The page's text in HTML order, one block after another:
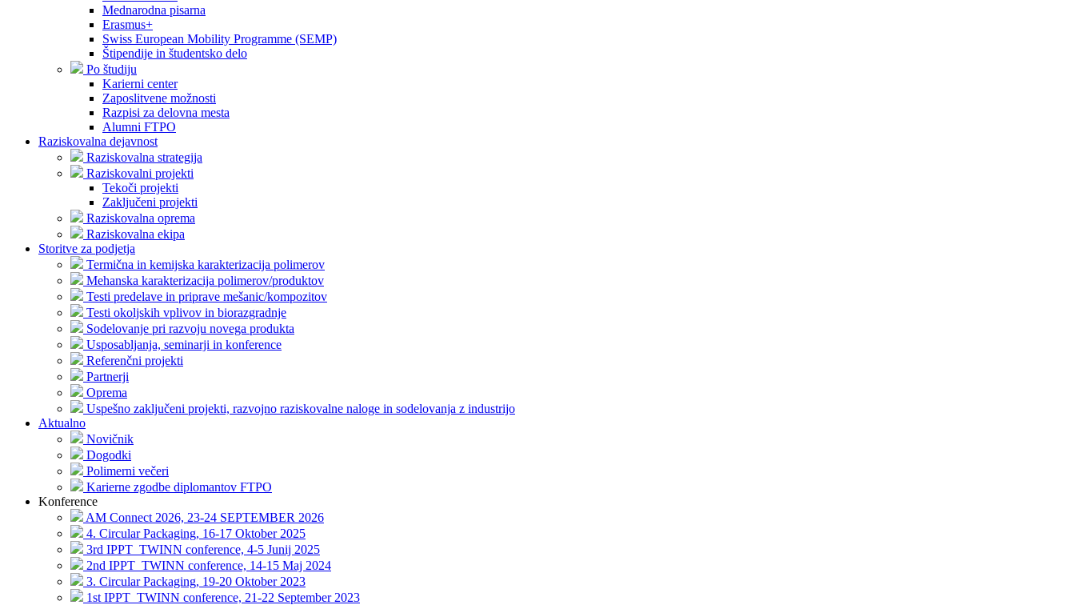
Mednarodna pisarna
Erasmus+
Swiss European Mobility Programme (SEMP)
Štipendije in študentsko delo
Po študiju
Karierni center
Zaposlitvene možnosti
Razpisi za delovna mesta
Alumni FTPO
Raziskovalna dejavnost
Raziskovalna strategija
Raziskovalni projekti
Tekoči projekti
Zaključeni projekti
Raziskovalna oprema
Raziskovalna ekipa
Storitve za podjetja
Termična in kemijska karakterizacija polimerov
Mehanska karakterizacija polimerov/produktov
Testi predelave in priprave mešanic/kompozitov
Testi okoljskih vplivov in biorazgradnje
Sodelovanje pri razvoju novega produkta
Usposabljanja, seminarji in konference
Referenčni projekti
Partnerji
Oprema
Uspešno zaključeni projekti, razvojno raziskovalne naloge in sodelovanja z industrijo
Aktualno
Novičnik
Dogodki
Polimerni večeri
Karierne zgodbe diplomantov FTPO
Konference
AM Connect 2026, 23-24 SEPTEMBER 2026
4. Circular Packaging, 16-17 Oktober 2025
3rd IPPT_TWINN conference, 4-5 Junij 2025
2nd IPPT_TWINN conference, 14-15 Maj 2024
3. Circular Packaging, 19-20 Oktober 2023
1st IPPT_TWINN conference, 21-22 September 2023